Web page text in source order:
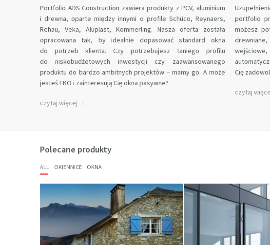
Portfolio ADS Construction zawiera produkty z PCV, aluminium
i drewna, oparte między innymi o profile Schüco, Reynaers,
Rehau, Veka, Aluplast, Kömmerling. Nasza oferta została
opracowana tak, by idealnie dopasować standard okna
do potrzeb klienta. Czy potrzebujesz taniego profilu
do niskobudżetowych inwestycji czy zaawansowanego
produktu do bardzo ambitnych projektów – mamy go. A może
jesteś EKO i zainteresują Cię okna pasywne?
czytaj więcej
portfolio
możesz
Cię
czytaj
Polecane produkty
ALL OKIENNICE OKNA